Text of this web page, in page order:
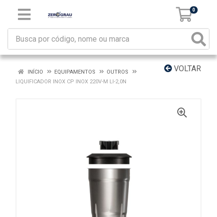
0
VOLTAR
INÍCIO EQUIPAMENTOS
OUTROS
LIQUIFICADOR INOX CP INOX 220V-M LI-2,0N